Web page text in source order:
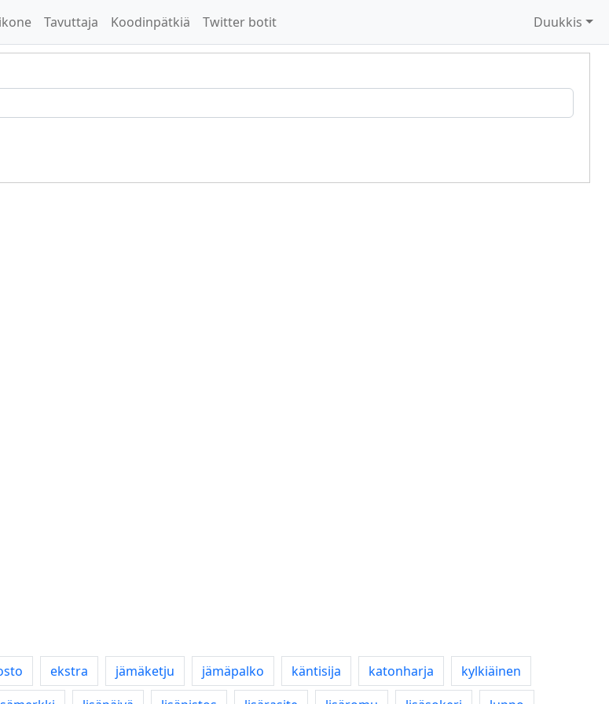
Tavuttaja Koodinpätkiä Twitter botit Duukkis
ekstra jämäketju jämäpalko käntisija katonharja
kylkiäinen